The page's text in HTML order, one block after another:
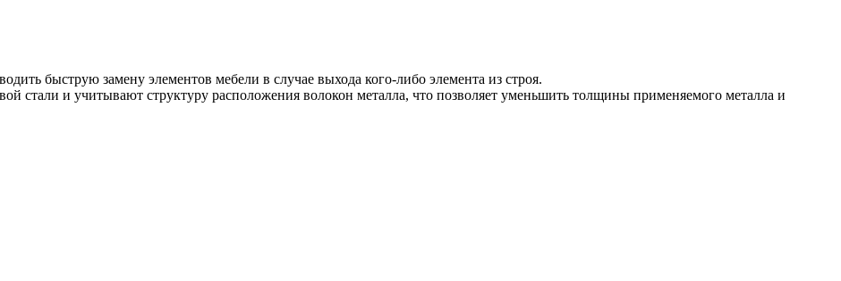
быструю замену элементов мебели в случае выхода кого-либо элемента из строя.
стали и учитывают структуру расположения волокон металла, что позволяет уменьшить толщины применяемого металла и